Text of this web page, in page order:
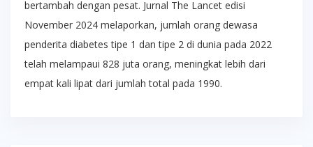
bertambah dengan pesat. Jurnal The Lancet edisi
November 2024 melaporkan, jumlah orang dewasa
penderita diabetes tipe 1 dan tipe 2 di dunia pada 2022
telah melampaui 828 juta orang, meningkat lebih dari
empat kali lipat dari jumlah total pada 1990.